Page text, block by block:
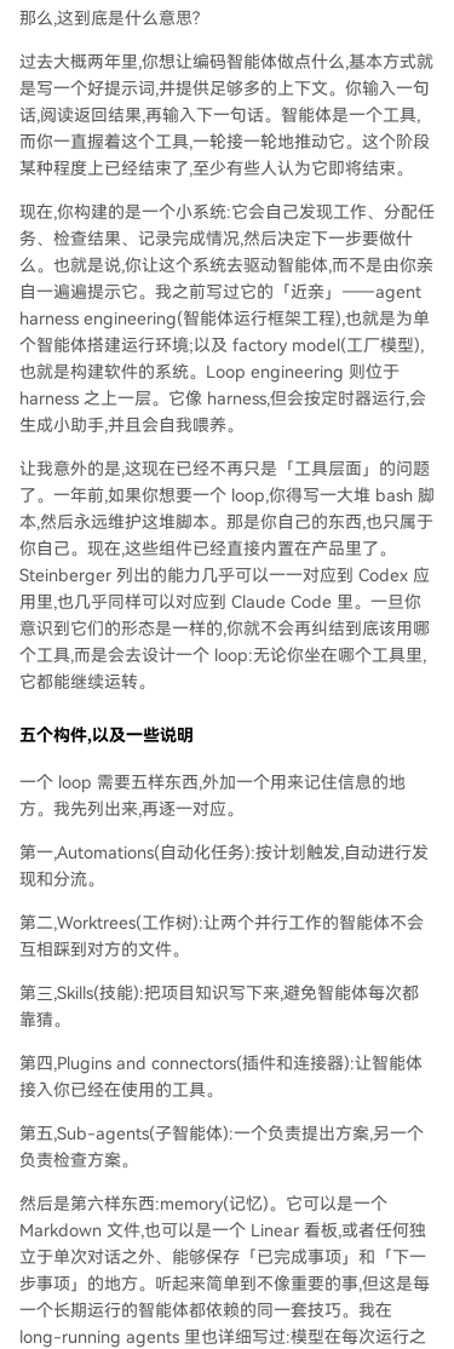
那么,这到底是什么意思?
过去大概两年里,你想让编码智能体做点什么,基本方式就
是写一个好提示词,并提供足够多的上下文。你输入一句
话,阅读返回结果,再输入下一句话。智能体是一个工具,
而你一直握着这个工具,一轮接一轮地推动它。这个阶段
某种程度上已经结束了,至少有些人认为它即将结束。
现在,你构建的是一个小系统:它会自己发现工作、分配任
务、检查结果、记录完成情况,然后决定下一步要做什
么。也就是说,你让这个系统去驱动智能体,而不是由你亲
自一遍遍提示它。我之前写过它的「近亲」——agent
harness engineering(智能体运行框架工程),也就是为单
个智能体搭建运行环境;以及 factory model(工厂模型),
也就是构建软件的系统。Loop engineering 则位于
harness 之上一层。它像 harness,但会按定时器运行,会
生成小助手,并且会自我喂养。
让我意外的是,这现在已经不再只是「工具层面」的问题
了。一年前,如果你想要一个 loop,你得写一大堆 bash 脚
本,然后永远维护这堆脚本。那是你自己的东西,也只属于
你自己。现在,这些组件已经直接内置在产品里了。
Steinberger 列出的能力几乎可以一一对应到 Codex 应
用里,也几乎同样可以对应到 Claude Code 里。一旦你
意识到它们的形态是一样的,你就不会再纠结到底该用哪
个工具,而是会去设计一个 loop:无论你坐在哪个工具里,
它都能继续运转。
五个构件,以及一些说明
一个 loop 需要五样东西,外加一个用来记住信息的地
方。我先列出来,再逐一对应。
第一,Automations(自动化任务):按计划触发,自动进行发
现和分流。
第二,Worktrees(工作树):让两个并行工作的智能体不会
互相踩到对方的文件。
第三,Skills(技能):把项目知识写下来,避免智能体每次都
靠猜。
第四,Plugins and connectors(插件和连接器):让智能体
接入你已经在使用的工具。
第五,Sub-agents(子智能体):一个负责提出方案,另一个
负责检查方案。
然后是第六样东西:memory(记忆)。它可以是一个
Markdown 文件,也可以是一个 Linear 看板,或者任何独
立于单次对话之外、能够保存「已完成事项」和「下一
步事项」的地方。听起来简单到不像重要的事,但这是每
一个长期运行的智能体都依赖的同一套技巧。我在
long-running agents 里也详细写过:模型在每次运行之